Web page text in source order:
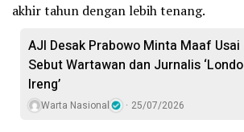
akhir tahun dengan lebih tenang.
AJI Desak Prabowo Minta Maaf Usai
Sebut Wartawan dan Jurnalis ‘Londo
Ireng’
Warta Nasional 25/07/2026